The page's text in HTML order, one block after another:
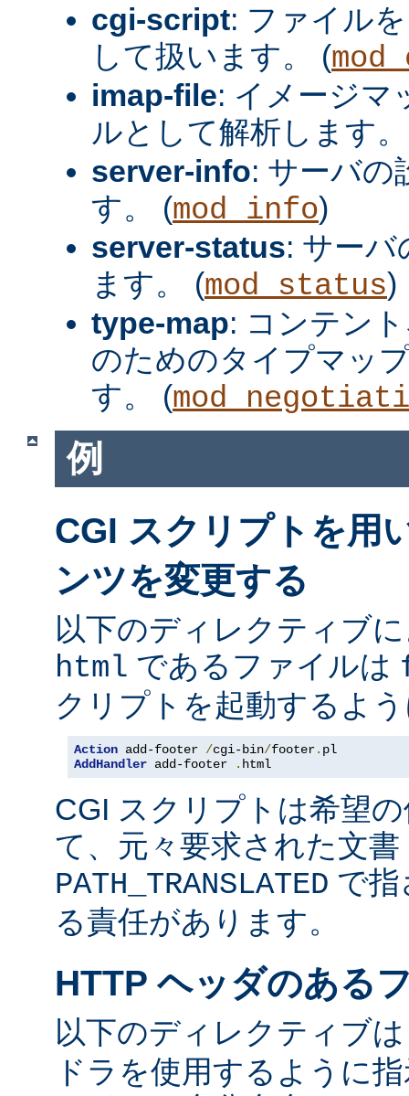
cgi-script: ファイル
して扱います。 (
imap-file: イメージマ
ルとして解析します
server-info: サーバの
す。 (mod_info)
server-status: サーバ
ます。 (mod_status)
type-map: コンテン
のためのタイプマッ
す。 (
例
CGI スクリプトを用
ンツを変更する
以下のディレクティブ
html であるファイルは
クリプトを起動するよ
Action add-footer /cgi-bin/footer.
AddHandler add-footer . html
CGI スクリプトは希望
て、元々要求された文書
PATH_TRANSLATED で指
る責任があります。
HTTP ヘッダのある
以下のディレクティブ
ドラを使用するように